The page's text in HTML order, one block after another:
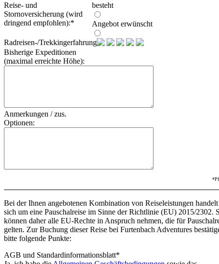
Reise- und
Stornoversicherung (wird
dringend empfohlen):*
besteht
Angebot erwünscht
Radreisen-/Trekkingerfahrung:
Bisherige Expeditionen
(maximal erreichte Höhe):
Anmerkungen / zus.
Optionen:
Bei der Ihnen angebotenen Kombination von Reiseleistungen handelt
sich um eine Pauschalreise im Sinne der Richtlinie (EU) 2015/2302.
können daher alle EU-Rechte in Anspruch nehmen, die für
gelten. Zur Buchung dieser Reise bei Furtenbach Adventures
bitte folgende Punkte:
AGB und Standardinformationsblatt*